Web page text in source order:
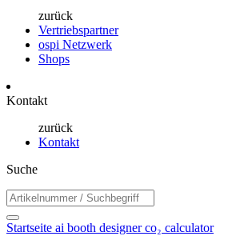
zurück
Vertriebspartner
ospi Netzwerk
Shops
Kontakt
zurück
Kontakt
Suche
Startseite ai booth designerco₂ calculator